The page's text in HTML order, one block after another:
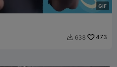
GIF
 638 473